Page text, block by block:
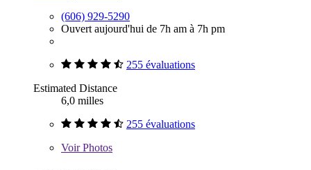
(606) 929-5290
Ouvert aujourd'hui de 7h am à 7h pm
255 évaluations
Estimated Distance
6,0 milles
255 évaluations
VoirPhotos